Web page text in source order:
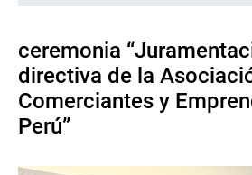
ceremonia
directiva de la
Comerciantes y
Perú”